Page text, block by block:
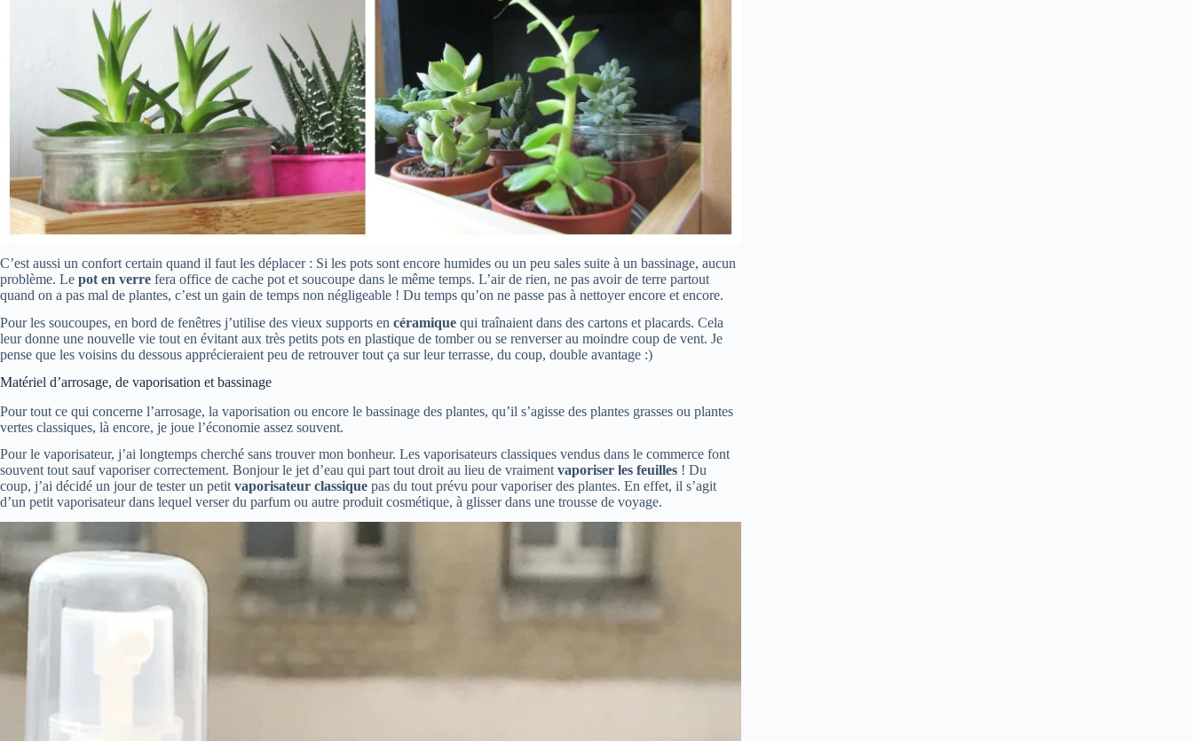
C’est aussi un confort certain quand il faut les déplacer : Si les pots sont encore humides ou un peu sales suite à un bassinage, aucun
problème. Le pot en verre fera office de cache pot et soucoupe dans le même temps. L’air de rien, ne pas avoir de terre partout
quand on a pas mal de plantes, c’est un gain de temps non négligeable ! Du temps qu’on ne passe pas à nettoyer encore et encore.
Pour les soucoupes, en bord de fenêtres j’utilise des vieux supports en céramique qui traînaient dans des cartons et placards. Cela
leur donne une nouvelle vie tout en évitant aux très petits pots en plastique de tomber ou se renverser au moindre coup de vent. Je
pense que les voisins du dessous apprécieraient peu de retrouver tout ça sur leur terrasse, du coup, double avantage :)
Matériel d’arrosage, de vaporisation et bassinage
Pour tout ce qui concerne l’arrosage, la vaporisation ou encore le bassinage des plantes, qu’il s’agisse des plantes grasses ou plantes
vertes classiques, là encore, je joue l’économie assez souvent.
Pour le vaporisateur, j’ai longtemps cherché sans trouver mon bonheur. Les vaporisateurs classiques vendus dans le commerce font
souvent tout sauf vaporiser correctement. Bonjour le jet d’eau qui part tout droit au lieu de vraiment vaporiser les feuilles ! Du
coup, j’ai décidé un jour de tester un petit vaporisateur classique pas du tout prévu pour vaporiser des plantes. En effet, il s’agit
d’un petit vaporisateur dans lequel verser du parfum ou autre produit cosmétique, à glisser dans une trousse de voyage.